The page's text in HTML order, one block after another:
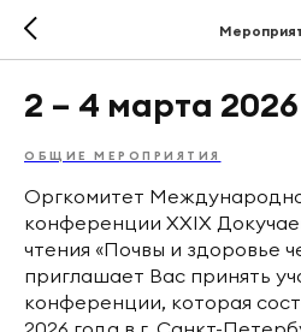
2 – 4 марта 2026
ОБЩИЕ МЕРОПРИЯТИЯ
Оргкомитет
конференции XXIX
чтения «Почвы и здоровье
приглашает Вас принять
конференции, которая